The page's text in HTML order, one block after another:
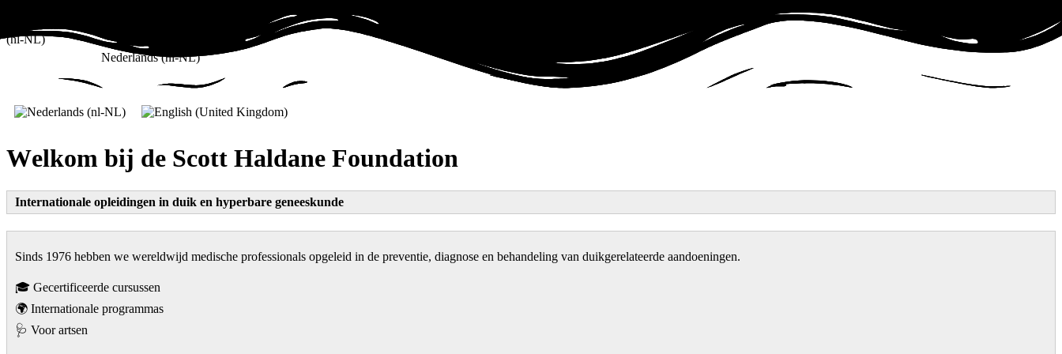
Nederlands (nl-NL)
Welkom bij de Scott Haldane Foundation
Internationale opleidingen in duik en hyperbare geneeskunde
Sinds 1976 hebben we wereldwijd medische professionals opgeleid in de preventie, diagnose en behandeling van duikgerelateerde aandoeningen.
🎓 Gecertificeerde cursussen
🌍 Internationale programmas
🩺 Voor artsen